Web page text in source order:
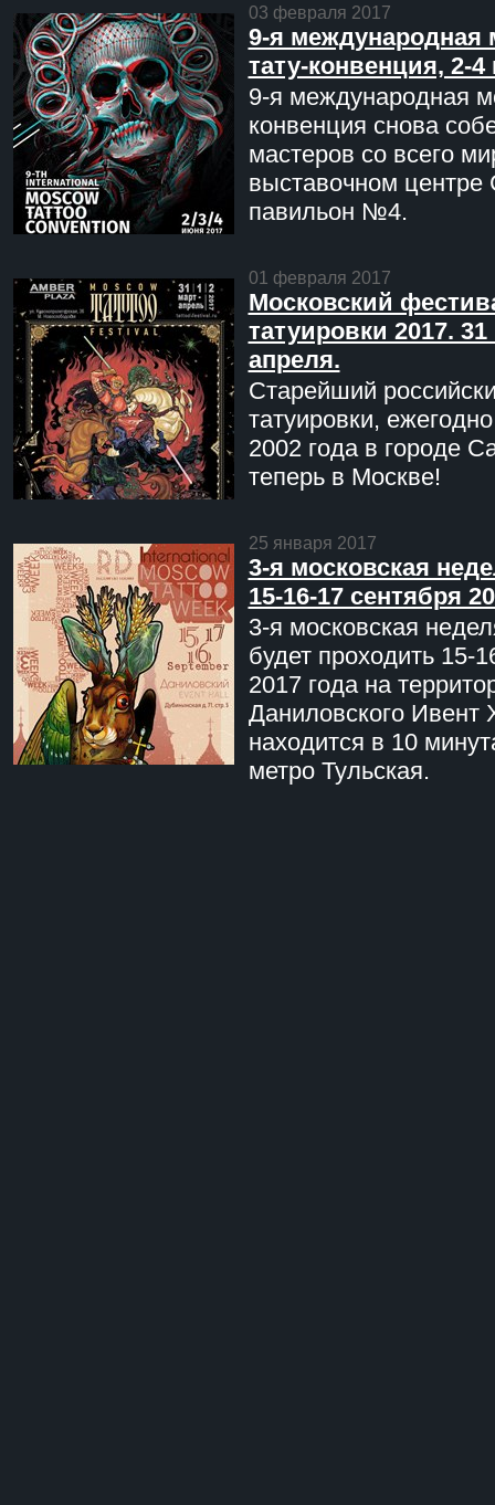
03 февраля 2017
9-я международная
тату-конвенция, 2-
9-я международная
конвенция снова
мастеров со всего
выставочном центре
павильон №4.
01 февраля 2017
Московский
татуировки 2017. 31
апреля.
Старейший
татуировки,
2002 года в городе
теперь в Москве!
25 января 2017
3-я московская
15-16-17 сентября
3-я московская
будет проходить 15-
2017 года на
Даниловского Ивент
находится в 10
метро Тульская.